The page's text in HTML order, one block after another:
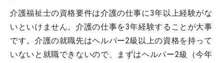
介護福祉士の資格要件は介護の仕事に3年以上経験がな
いといけません。介護の仕事を3年経験することが大事
です。介護の就職先はヘルパー2級以上の資格を持って
いないと就職できないので、まずはヘルパー2級（今年